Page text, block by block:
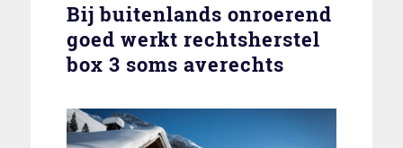
Bij buitenlands onroerend
goed werkt rechtsherstel
box 3 soms averechts